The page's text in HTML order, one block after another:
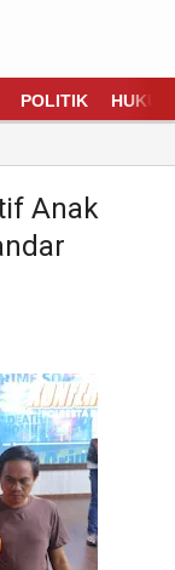
POLITIK HUKUM
Anak